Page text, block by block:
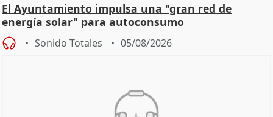
El Ayuntamiento impulsa una "gran red de
energía solar" para autoconsumo
Sonido Totales 05/08/2026